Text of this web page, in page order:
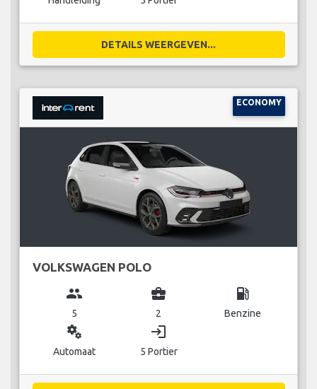
DETAILS WEERGEVEN...
ECONOMY
VOLKSWAGEN POLO
group
5
business_center
2
local_gas_station
Benzine
miscellaneous_services
Automaat
login
5 Portier